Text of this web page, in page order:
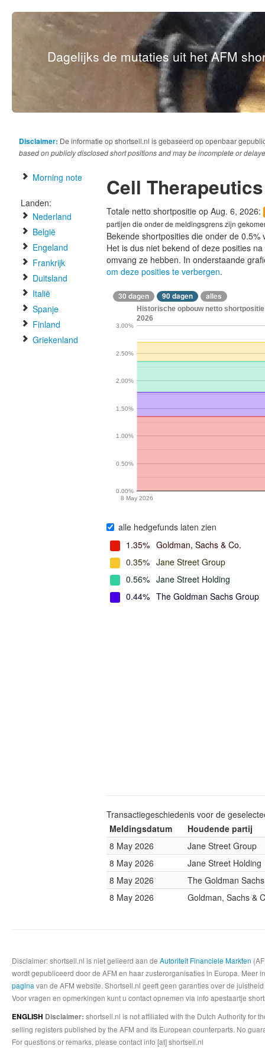
Dagelijks de mutaties uit het AFM
Disclaimer: De informatie op shortsell.nl is gebaseerd op openbaar
based on publicly disclosed short positions and may be incomplete or
Morning note
Landen:
Nederland
België
Engeland
Frankrijk
Duitsland
Italië
Spanje
Finland
Griekenland
Cell Therapeutics
Totale netto shortpositie op Aug. 6, 2026:
partijen die onder de meldingsgrens zijn
Bekende shortposities die onder de
Het is dus niet bekend of deze posities
omvang ze hebben. In onderstaande
om deze posities te verbergen.
30 dagen 90 dagen alles
Historische opbouw netto
2026
8 May 2026
0.00%
0.50%
1.00%
1.50%
2.00%
2.50%
3.00%
alle hedgefunds laten zien
1.35% Goldman, Sachs & Co.
0.35% Jane Street Group
0.56% Jane Street Holding
0.44% The Goldman Sachs Group
Transactiegeschiedenis voor de
Meldingsdatum
Houdende partij
8 May 2026
Jane Street Group
8 May 2026
Jane Street Holding
8 May 2026
The Goldman
8 May 2026
Goldman, Sachs &
Disclaimer: shortsell.nl is niet gelieerd aan de Autoriteit Financiele Markten
wordt gepubliceerd door de AFM en haar zusterorganisaties in Europa.
pagina van de AFM website. Shortsell.nl geeft geen garanties over de
Voor vragen en opmerkingen kunt u contact opnemen via info apestaartje
ENGLISH Disclaimer: shortsell.nl is not affiliated with the Dutch Authority for
selling registers published by the AFM and its European counterparts. No
For questions or remarks, please contact info [at] shortsell.nl